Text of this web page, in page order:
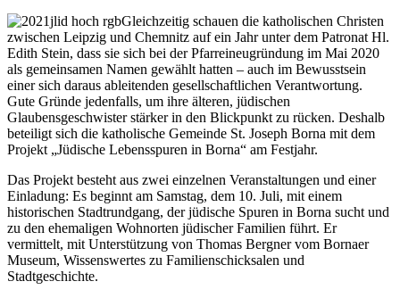
Gleichzeitig schauen die katholischen Christen
zwischen Leipzig und Chemnitz auf ein Jahr unter dem Patronat Hl.
Edith Stein, dass sie sich bei der Pfarreineugründung im Mai 2020
als gemeinsamen Namen gewählt hatten – auch im Bewusstsein
einer sich daraus ableitenden gesellschaftlichen Verantwortung.
Gute Gründe jedenfalls, um ihre älteren, jüdischen
Glaubensgeschwister stärker in den Blickpunkt zu rücken. Deshalb
beteiligt sich die katholische Gemeinde St. Joseph Borna mit dem
Projekt „Jüdische Lebensspuren in Borna“ am Festjahr.
Das Projekt besteht aus zwei einzelnen Veranstaltungen und einer
Einladung: Es beginnt am Samstag, dem 10. Juli, mit einem
historischen Stadtrundgang, der jüdische Spuren in Borna sucht und
zu den ehemaligen Wohnorten jüdischer Familien führt. Er
vermittelt, mit Unterstützung von Thomas Bergner vom Bornaer
Museum, Wissenswertes zu Familienschicksalen und
Stadtgeschichte.